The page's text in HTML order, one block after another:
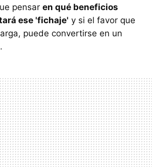
pensar en qué beneficios
ese 'fichaje' y si el favor que
puede convertirse en un